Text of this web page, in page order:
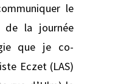
le
de la journée
que je co-
Eczet (LAS)